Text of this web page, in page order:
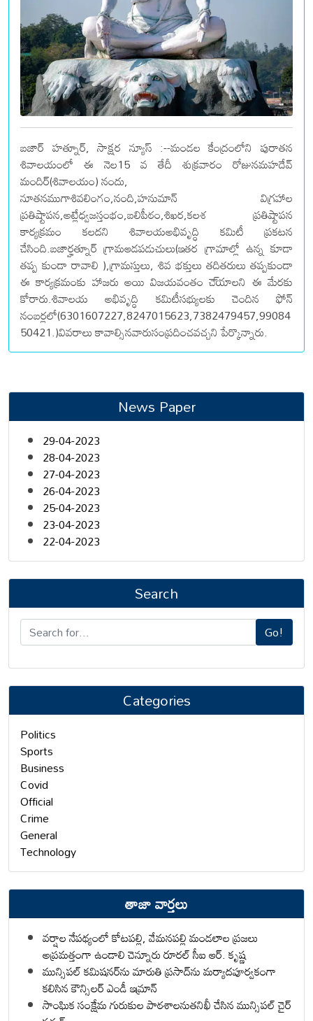
బజార్ హత్నూర్, సాక్షర న్యూస్ :--మండల కేంద్రంలోని పురాతన
శివాలయంలో ఈ నెల15 వ తేదీ శుక్రవారం రోజునమహదేవ్
మందిర్(శివాలయం) నందు,
నూతనముగాశివలింగం,నంది,హనుమాన్ విగ్రహాల
ప్రతిష్టాపన,అట్లేధ్వజస్తంభం,బలిపీఠం,శిఖర,కలశ ప్రతిష్టాపన
కార్యక్రమం కలదని శివాలయఅభివృద్ధి కమిటీ ప్రకటన
చేసింది.బజార్హత్నూర్ గ్రామఆడపడుచులు(ఇతర గ్రామాల్లో ఉన్న కూడా
తప్ప కుండా రావాలి ),గ్రామస్తులు, శివ భక్తులు తదితరులు తప్పకుండా
ఈ కార్యక్రమంకు హాజరు అయి విజయవంతం చె్యాలని ఈ మేరకు
కోరారు.శివాలయ అభివృద్ధి కమిటీసభ్యులకు చెందిన ఫోన్
నంబర్లలో(6301607227,8247015623,7382479457,99084
50421.)వివరాలు కావాల్సినవారుసంప్రదించవచ్చని పేర్కొన్నారు.
News Paper
29-04-2023
28-04-2023
27-04-2023
26-04-2023
25-04-2023
23-04-2023
22-04-2023
Search
Go!
Categories
Politics
Sports
Business
Covid
Official
Crime
General
Technology
తాజా వార్తలు
వర్షాల నేపథ్యంలో కోటపల్లి, వేమనపల్లి మండలాల ప్రజలు
అప్రమత్తంగా ఉండాలి చెన్నూరు రూరల్ సీఐ ఆర్. కృష్ణ
మున్సిపల్ కమిషనర్‌ను మారుతి ప్రసాద్‌ను మర్యాదపూర్వకంగా
కలిసిన కౌన్సిలర్ ఎండీ ఇమ్రాన్ ​
సాంఘిక సంక్షేమ గురుకుల పాఠశాలనుతనిఖీ చేసిన మున్సిపల్ చైర్